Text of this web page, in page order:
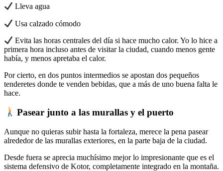
Lleva agua
Usa calzado cómodo
Evita las horas centrales del día si hace mucho calor. Yo lo hice a
primera hora incluso antes de visitar la ciudad, cuando menos gente
había, y menos apretaba el calor.
Por cierto, en dos puntos intermedios se apostan dos pequeños
tenderetes donde te venden bebidas, que a más de uno buena falta le
hace.
Pasear junto a las murallas y el puerto
Aunque no quieras subir hasta la fortaleza, merece la pena pasear
alrededor de las murallas exteriores, en la parte baja de la ciudad.
Desde fuera se aprecia muchísimo mejor lo impresionante que es el
sistema defensivo de Kotor, completamente integrado en la montaña.